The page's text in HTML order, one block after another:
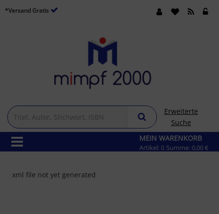
*Versand Gratis
Erweiterte
Suche
MEIN WARENKORB
Artikel: 0 Summe: 0,00 €
xml file not yet generated